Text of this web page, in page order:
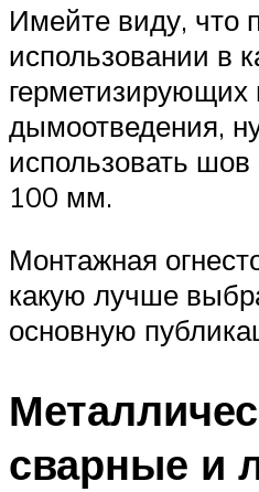
Имейте виду, что
использовании в
дымоотведения,
использовать
100 мм.
Монтажная
какую лучше
основную
сварные и